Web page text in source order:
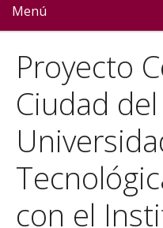
Menú
Proyecto
Ciudad
con el